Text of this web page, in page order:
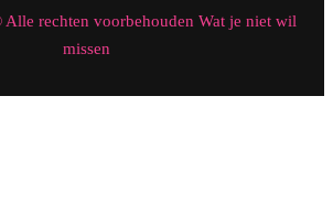
rechten voorbehouden Wat je niet wil
missen